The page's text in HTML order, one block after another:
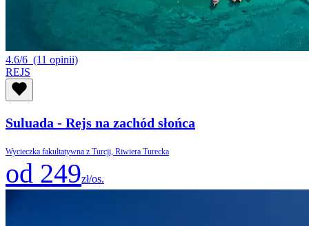
4.6/6 (11 opinii)
REJS
Suluada - Rejs na zachód słońca
Wycieczka fakultatywna z Turcji, Riwiera Turecka
od 249zł/os.